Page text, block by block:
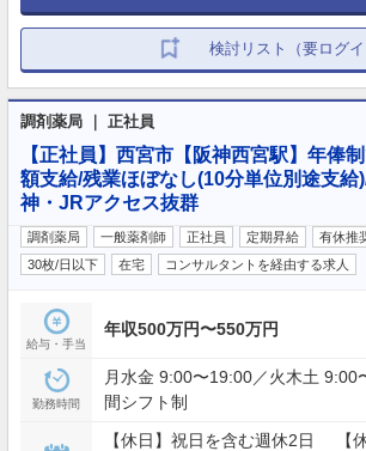
検討リスト（要ログイ
調剤薬局 ｜ 正社員
【正社員】西宮市【阪神西宮駅】年俸
額支給/残業ほぼなし(10分単位別途支給
神・JRアクセス抜群
調剤薬局 一般薬剤師 正社員 定期昇給 有休推
30枚/日以下
在宅 コンサルタントを経由する求人
給与・手当
年収500万円〜550万円
勤務時間
月水金 9:00〜19:00／火木土
間シフト制
【休日】祝日を含む週休2日 【